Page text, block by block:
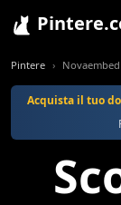
Pintere Novaembed
Acquista il tuo